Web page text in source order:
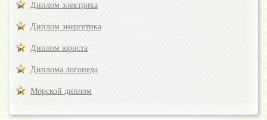
Диплом электрика
Диплом энергетика
Диплом юриста
Диплома логопеда
Морской диплом